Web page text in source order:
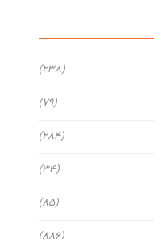
(238)
(79)
(284)
(34)
(85)